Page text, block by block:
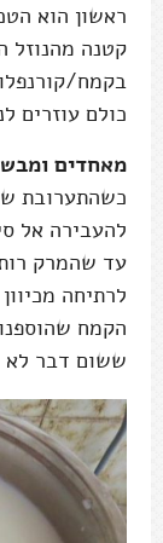
ראשון הוא
קטנה מהנוזל
בקמח/
כולם עוזרים
מאחדים
כשהתערובת
להעבירה אל
עד שהמרק
לרתיחה
הקמח
ששום דבר לא